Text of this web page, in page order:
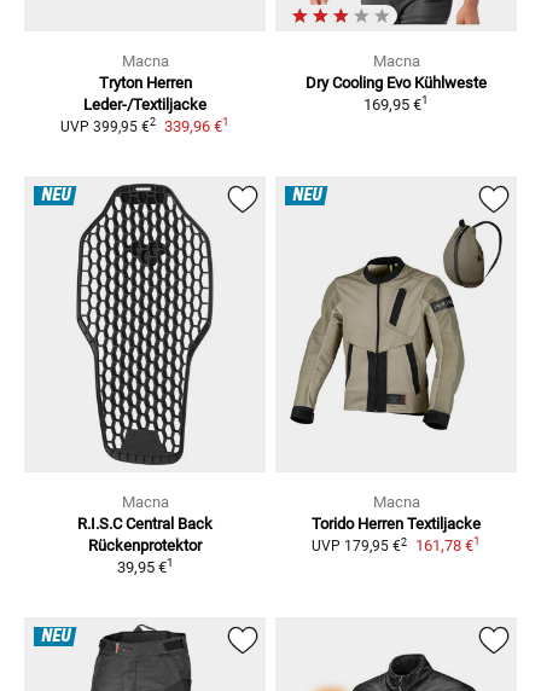
Macna
Tryton Herren
Leder-/Textiljacke
UVP 399,95 €2 339,96 €1
Macna
Dry Cooling Evo Kühlweste
169,95 €1
NEU
Macna
R.I.S.C Central Back
Rückenprotektor
39,95 €1
NEU
Macna
Torido Herren Textiljacke
UVP 179,95 €2 161,78 €1
NEU